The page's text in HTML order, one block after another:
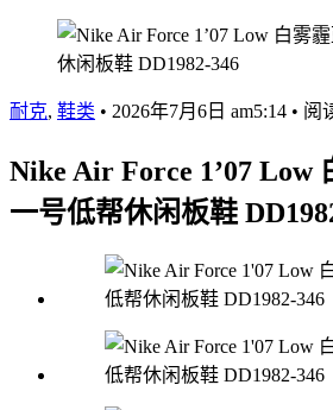
耐克, 鞋类 • 2026年7月6日 am5:14 • 阅
Nike Air Force 1’07 Low
一号低帮休闲板鞋